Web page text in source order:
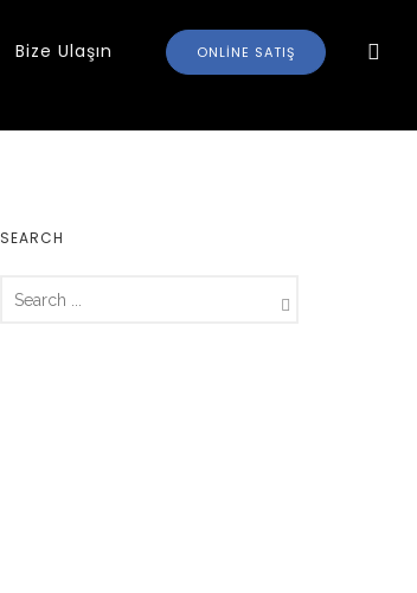
ONLINE SATIŞ
Bize Ulaşın
SEARCH